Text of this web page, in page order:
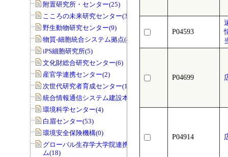
附置研究所・センター(25)
こころの未来研究センター(33)
野生動物研究センター(9)
物質-細胞統合システム拠点(40)
iPS細胞研究所(5)
文化財総合研究センター(6)
産官学連携センター(2)
次世代研究者育成センター(1)
統合情報通信システム建設本部(1)
環境科学センター(4)
白眉センター(53)
環境安全保険機構(0)
グローバル生存学大学院連携プログラ
ム(18)
P04593
P04699
P04914